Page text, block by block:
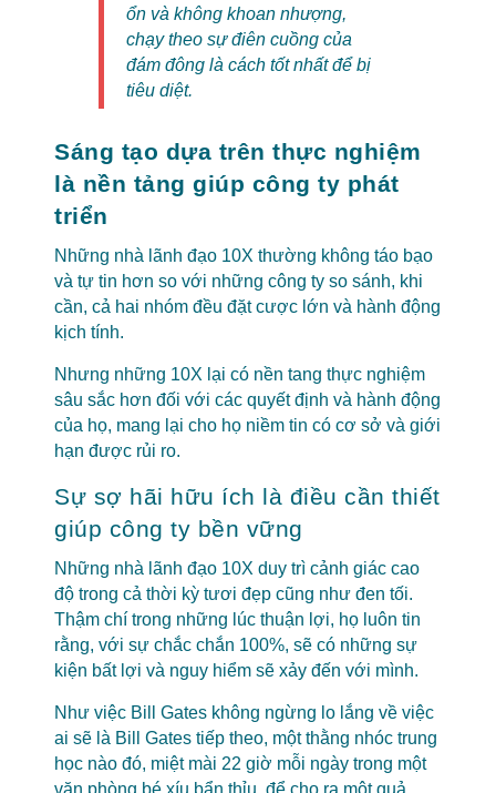
ổn và không khoan nhượng,
chạy theo sự điên cuồng của
đám đông là cách tốt nhất để bị
tiêu diệt.
Sáng tạo dựa trên thực nghiệm
là nền tảng giúp công ty phát
triển
Những nhà lãnh đạo 10X thường không táo bạo
và tự tin hơn so với những công ty so sánh, khi
cần, cả hai nhóm đều đặt cược lớn và hành động
kịch tính.
Nhưng những 10X lại có nền tang thực nghiệm
sâu sắc hơn đối với các quyết định và hành động
của họ, mang lại cho họ niềm tin có cơ sở và giới
hạn được rủi ro.
Sự sợ hãi hữu ích là điều cần thiết
giúp công ty bền vững
Những nhà lãnh đạo 10X duy trì cảnh giác cao
độ trong cả thời kỳ tươi đẹp cũng như đen tối.
Thậm chí trong những lúc thuận lợi, họ luôn tin
rằng, với sự chắc chắn 100%, sẽ có những sự
kiện bất lợi và nguy hiểm sẽ xảy đến với mình.
Như việc Bill Gates không ngừng lo lắng về việc
ai sẽ là Bill Gates tiếp theo, một thằng nhóc trung
học nào đó, miệt mài 22 giờ mỗi ngày trong một